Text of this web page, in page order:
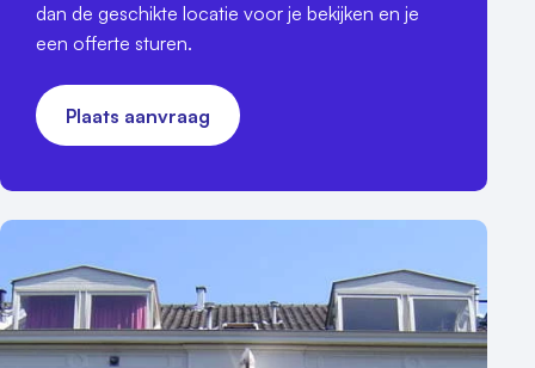
dan de geschikte locatie voor je bekijken en je
een offerte sturen.
Plaats aanvraag